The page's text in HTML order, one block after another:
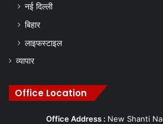
नई दिल्ली
बिहार
लाइफस्टाइल
व्यापार
Office Location
Office Address : New Shanti